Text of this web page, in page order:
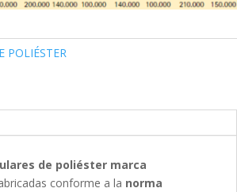
POLIÉSTER
de poliéster marca
conforme a la norma